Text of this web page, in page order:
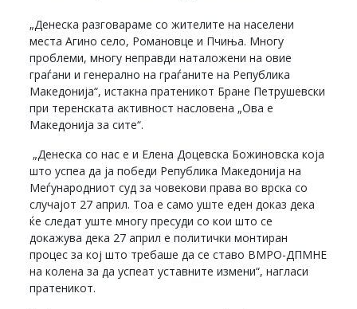
„Денеска разговараме со жителите на населени
места Агино село, Романовце и Пчиња. Многу
проблеми, многу неправди наталожени на овие
граѓани и генерално на граѓаните на Република
Македонија“, истакна пратеникот Бране Петрушевски
при теренската активност насловена „Ова е
Македонија за сите“.
„Денеска со нас е и Елена Доцевска Божиновска која
што успеа да ја победи Република Македонија на
Меѓународниот суд за човекови права во врска со
случајот 27 април. Тоа е само уште еден доказ дека
ќе следат уште многу пресуди со кои што се
докажува дека 27 април е политички монтиран
процес за кој што требаше да се ставо ВМРО-ДПМНЕ
на колена за да успеат уставните измени“, нагласи
пратеникот.